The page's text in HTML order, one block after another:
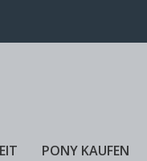
PONY KAUFEN